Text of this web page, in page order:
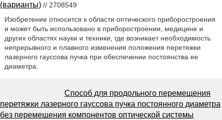
(варианты) // 2708549
Изобретение относится к области оптического приборостроения
и может быть использовано в приборостроении, медицине и
других областях науки и техники, где возникает необходимость
непрерывного и плавного изменения положения перетяжки
лазерного гауссова пучка при обеспечении постоянства ее
диаметра.
Способ для продольного перемещения
перетяжки лазерного гауссова пучка постоянного диаметра
без перемещения компонентов оптической системы